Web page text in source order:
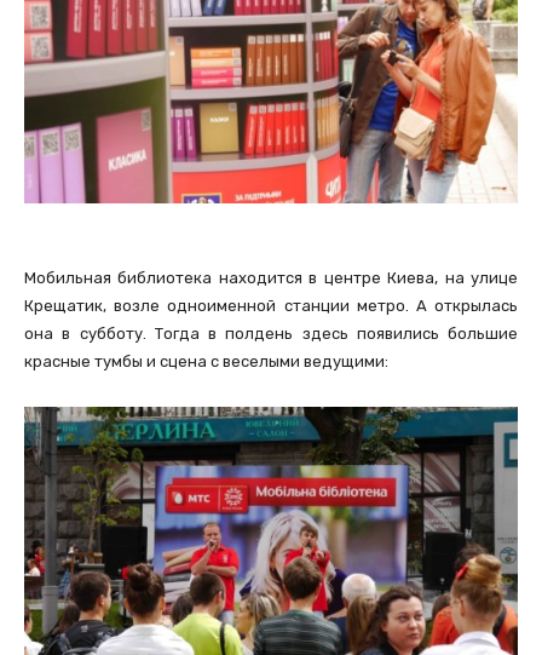
Мобильная библиотека находится в центре Киева, на улице
Крещатик, возле одноименной станции метро. А открылась
она в субботу. Тогда в полдень здесь появились большие
красные тумбы и сцена с веселыми ведущими: